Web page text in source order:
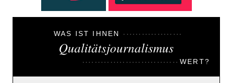
WAS IST IHNEN
Qualitätsjournalismus
WERT?